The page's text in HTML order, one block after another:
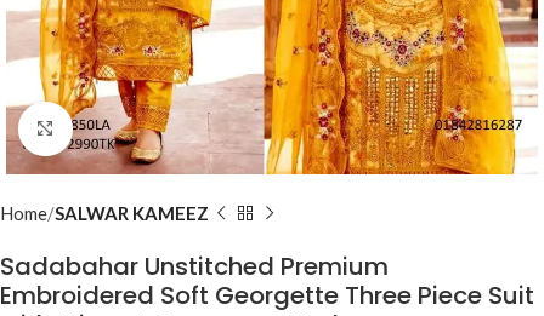
Click to enlarge
Home SALWAR KAMEEZ
Sadabahar Unstitched Premium
Embroidered Soft Georgette Three Piece Suit